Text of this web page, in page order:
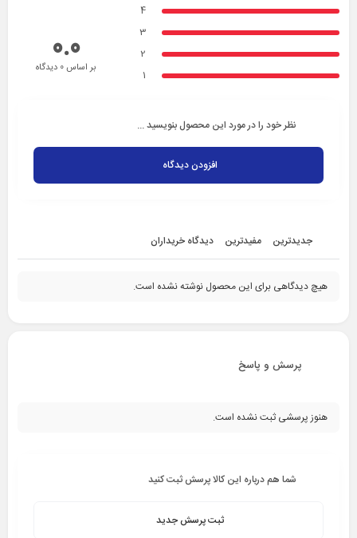
جدیدترین مفیدترین دیدگاه خریداران
هیچ دیدگاهی برای این محصول نوشته نشده است.
4
3
2
1
0.0بر اساس 0 دیدگاه
نظر خود را در مورد این محصول بنویسید ...
افزودن دیدگاه
پرسش و پاسخ
هنوز پرسشی ثبت نشده است.
شما هم درباره این کالا پرسش ثبت کنید
ثبت پرسش جدید